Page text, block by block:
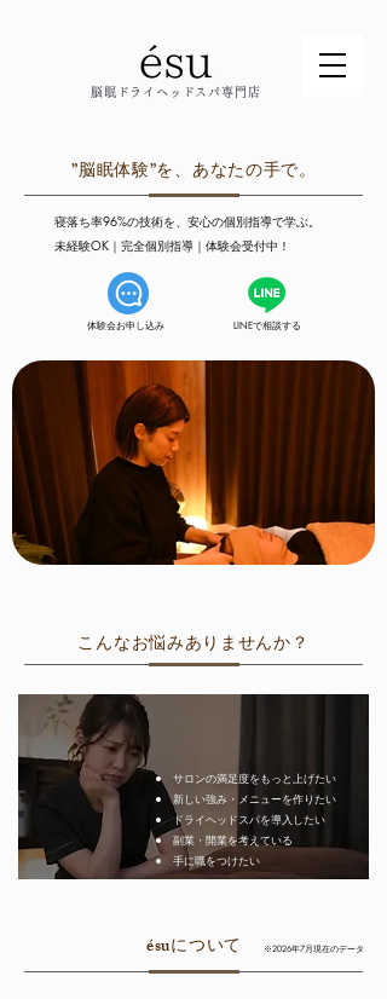
脳眠ドライヘッドスパ専門店
”脳眠体験”を、あなたの手で。
寝落ち率96%の技術を、安心の個別指導で学ぶ。
未経験OK｜完全個別指導｜体験会受付中！
体験会お申し込み LINEで相談する
こんなお悩みありませんか？
サロンの満足度をもっと上げたい
新しい強み・メニューを作りたい
ドライヘッドスパを導入したい
副業・開業を考えている
手に職をつけたい
ésuについて ※2026年7月現在のデータ